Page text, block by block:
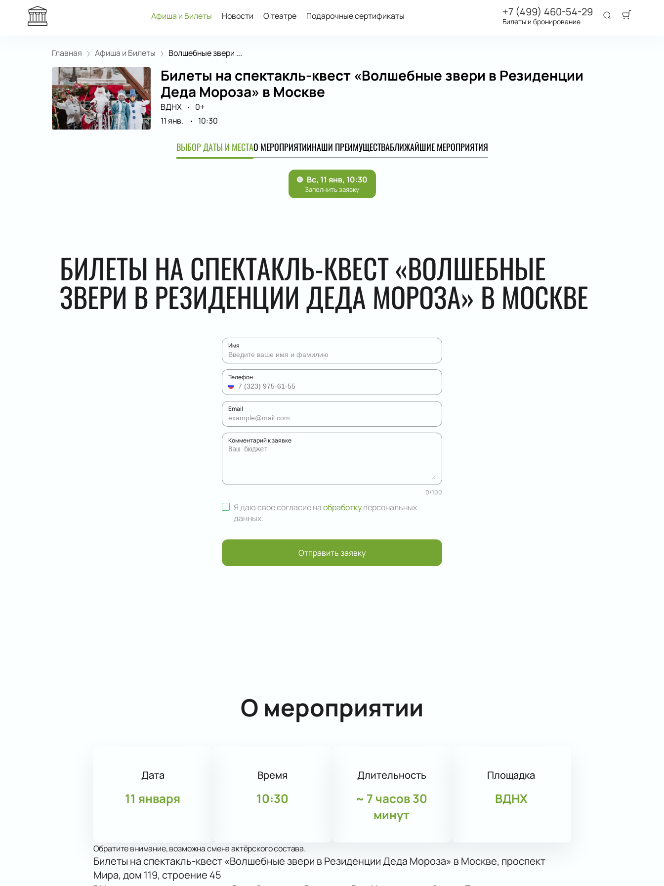
Афиша и Билеты Новости О театре Подарочные сертификаты +7 (499) 460-54-29
Билеты и бронирование
Главная Афиша и Билеты Волшебные звери ...
Билеты на спектакль-квест «Волшебные звери в Резиденции
Деда Мороза» в Москве
ВДНХ
0+
11 янв.
10:30
ВЫБОР ДАТЫ И МЕСТАО МЕРОПРИЯТИИНАШИ ПРЕИМУЩЕСТВАБЛИЖАЙШИЕ МЕРОПРИЯТИЯ
БИЛЕТЫ НА СПЕКТАКЛЬ-КВЕСТ «ВОЛШЕБНЫЕ
ЗВЕРИ В РЕЗИДЕНЦИИ ДЕДА МОРОЗА» В МОСКВЕ
Имя
Телефон
Email
Комментарий к заявке
0/100
Я даю свое согласие наобработкуперсональных
данных.
Отправить заявку
О мероприятии
Дата
11 января
Время
10:30
Длительность
~ 7 часов 30
минут
Площадка
ВДНХ
Обратите внимание, возможна смена актёрского состава.
Билеты на спектакль-квест «Волшебные звери в Резиденции Деда Мороза» в Москве, проспект
Мира, дом 119, строение 45